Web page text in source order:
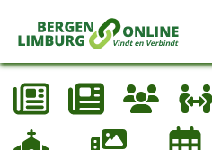
Terug naar hoofdinhoud